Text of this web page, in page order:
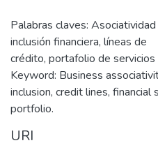
Palabras claves:
inclusión financiera, líneas de
crédito, portafolio de servicios
Keyword: Business
inclusion, credit lines, financial
portfolio.
URI